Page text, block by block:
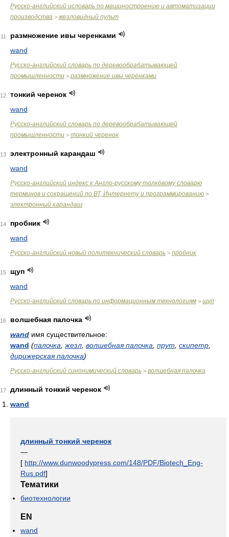
Русско-английский исловарь по машиностроению и автоматизации
производства > жезловидный пульт
11
размножение ивы черенками
wand
Русско-английский словарь по деревообрабатывающей
промышленности > размножение ивы черенками
12
тонкий черенок
wand
Русско-английский словарь по деревообрабатывающей
промышленности > тонкий черенок
13
электронный карандаш
wand
Русско-английский индекс к Англо-русскому толковому словарю
терминов и сокращений по ВТ, Интернету и программированию >
электронный карандаш
14
пробник
wand
Русско-английский новый политехнический словарь > пробник
15
щуп
wand
Русско-английский словарь по информационным технологиям > щуп
16
волшебная палочка
wand имя существительное:
wand (палочка жезл волшебная палочка прут скипетр
дирижерская палочка)
Русско-английский синонимический словарь > волшебная палочка
17
длинный тонкий черенок
wand
длинный тонкий черенок
—
[ http://www.dunwoodypress.com/148/PDF/Biotech_Eng-
Rus.pdf]
Тематики
биотехнологии
EN
wand